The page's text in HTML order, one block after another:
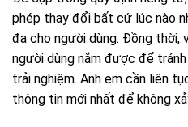
phép thay đổi bất cứ lúc nào
đa cho người dùng. Đồng thời,
người dùng nắm được để
trải nghiệm. Anh em cần liên
thông tin mới nhất để không